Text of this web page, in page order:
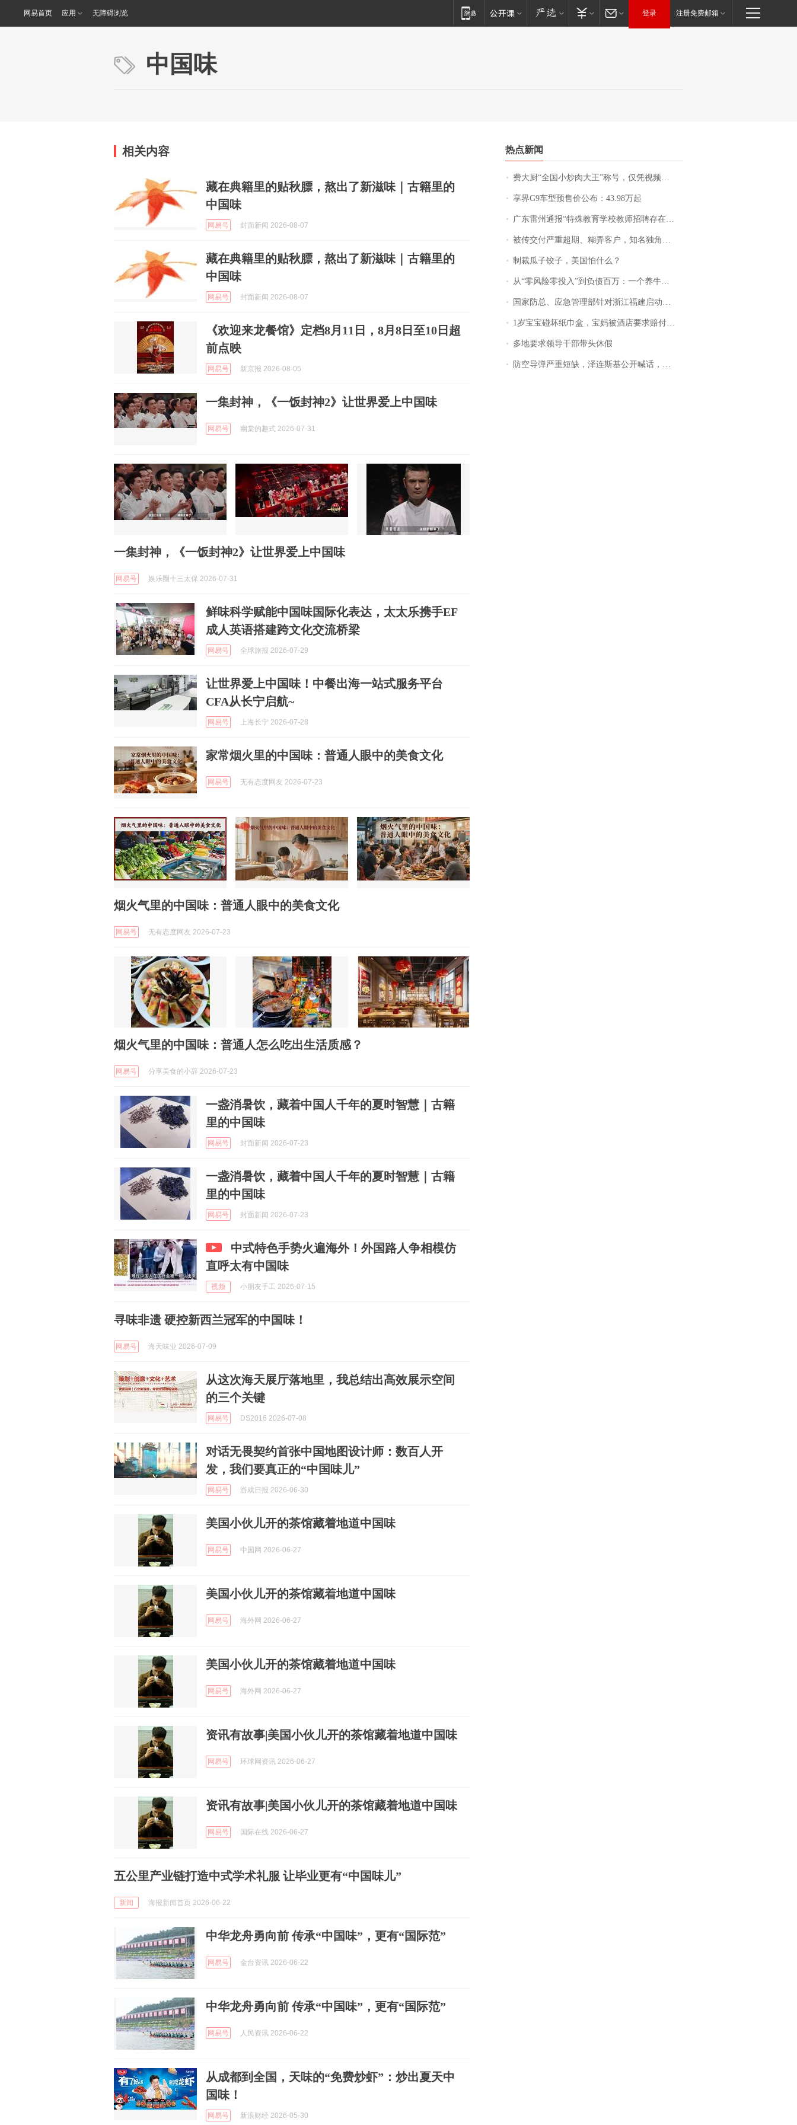
网易首页 应用 无障碍浏览 登录 注册免费邮箱
中国味
相关内容
藏在典籍里的贴秋膘，熬出了新滋味｜古籍里的
中国味
网易号 封面新闻 2026-08-07
藏在典籍里的贴秋膘，熬出了新滋味｜古籍里的
中国味
网易号 封面新闻 2026-08-07
《欢迎来龙餐馆》定档8月11日，8月8日至10日超
前点映
网易号 新京报 2026-08-05
一集封神，《一饭封神2》让世界爱上中国味
网易号 幽棠的趣式 2026-07-31
一集封神，《一饭封神2》让世界爱上中国味
网易号 娱乐圈十三太保 2026-07-31
鲜味科学赋能中国味国际化表达，太太乐携手EF
成人英语搭建跨文化交流桥梁
网易号 全球旅报 2026-07-29
让世界爱上中国味！中餐出海一站式服务平台
CFA从长宁启航~
网易号 上海长宁 2026-07-28
家常烟火里的中国味：普通人眼中的美食文化
网易号 无有态度网友 2026-07-23
烟火气里的中国味：普通人眼中的美食文化
网易号 无有态度网友 2026-07-23
烟火气里的中国味：普通人怎么吃出生活质感？
网易号 分享美食的小辞 2026-07-23
一盏消暑饮，藏着中国人千年的夏时智慧｜古籍
里的中国味
网易号 封面新闻 2026-07-23
一盏消暑饮，藏着中国人千年的夏时智慧｜古籍
里的中国味
网易号 封面新闻 2026-07-23
中式特色手势火遍海外！外国路人争相模仿
直呼太有中国味
视频 小朋友手工 2026-07-15
寻味非遗 硬控新西兰冠军的中国味！
网易号 海天味业 2026-07-09
从这次海天展厅落地里，我总结出高效展示空间
的三个关键
网易号 DS2016 2026-07-08
对话无畏契约首张中国地图设计师：数百人开
发，我们要真正的“中国味儿”
网易号 游戏日报 2026-06-30
美国小伙儿开的茶馆藏着地道中国味
网易号 中国网 2026-06-27
美国小伙儿开的茶馆藏着地道中国味
网易号 海外网 2026-06-27
美国小伙儿开的茶馆藏着地道中国味
网易号 海外网 2026-06-27
资讯有故事|美国小伙儿开的茶馆藏着地道中国味
网易号 环球网资讯 2026-06-27
资讯有故事|美国小伙儿开的茶馆藏着地道中国味
网易号 国际在线 2026-06-27
五公里产业链打造中式学术礼服 让毕业更有“中国味儿”
新闻 海报新闻首页 2026-06-22
中华龙舟勇向前 传承“中国味”，更有“国际范”
网易号 金台资讯 2026-06-22
中华龙舟勇向前 传承“中国味”，更有“国际范”
网易号 人民资讯 2026-06-22
从成都到全国，天味的“免费炒虾”：炒出夏天中
国味！
网易号 新浪财经 2026-05-30
热点新闻
费大厨“全国小炒肉大王”称号，仅凭视频评出？中国烹饪协会回应
享界G9车型预售价公布：43.98万起
广东雷州通报“特殊教育学校教师招聘存在违规行为”：已启动问责程序 副校长被停职
被传交付严重超期、糊弄客户，知名独角兽车企创始人回应：都没证据，将依法采取措施，“本人长期与美国交管局保持沟通，对方表示肯定”
制裁瓜子饺子，美国怕什么？
从“零风险零投入”到负债百万：一个养牛项目崩盘后，谁该为农户的贷款买单丨红星调查
国家防总、应急管理部针对浙江福建启动防汛防台风四级应急响应
1岁宝宝碰坏纸巾盒，宝妈被酒店要求赔付924元！三亚一酒店回复：骨瓷定制！网友一查价格，吵翻了
多地要求领导干部带头休假
防空导弹严重短缺，泽连斯基公开喊话，乌克兰失去导弹拦截能力？